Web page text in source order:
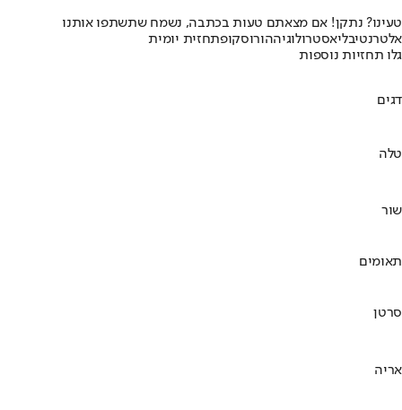
טעינו? נתקן! אם מצאתם טעות בכתבה, נשמח שתשתפו אותנו
אלטרנטיבליאסטרולוגיההורוסקופתחזית יומית
גלו תחזיות נוספות
דגים
טלה
שור
תאומים
סרטן
אריה